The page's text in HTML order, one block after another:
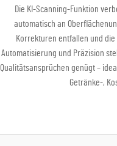
Die KI-Scanning-Funktion
automatisch an
Korrekturen entfallen und
Automatisierung und Präzision
Qualitätsansprüchen genügt –
Getränke-,